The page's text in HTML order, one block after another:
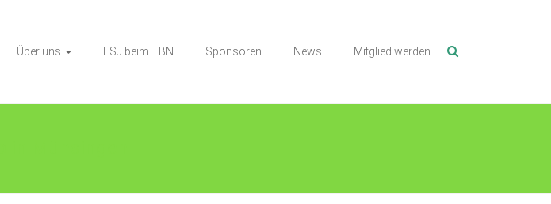
Über uns FSJ beim TBN Sponsoren News Mitglied werden